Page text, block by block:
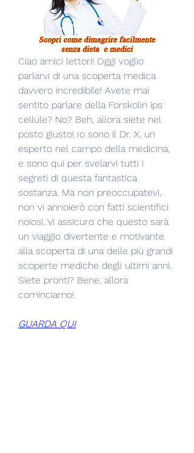
Ciao amici lettori! Oggi voglio
parlarvi di una scoperta medica
davvero incredibile! Avete mai
sentito parlare della Forskolin ips
cellule? No? Beh, allora siete nel
posto giusto! Io sono il Dr. X, un
esperto nel campo della medicina,
e sono qui per svelarvi tutti i
segreti di questa fantastica
sostanza. Ma non preoccupatevi,
non vi annoierò con fatti scientifici
noiosi. Vi assicuro che questo sarà
un viaggio divertente e motivante
alla scoperta di una delle più grandi
scoperte mediche degli ultimi anni.
Siete pronti? Bene, allora
cominciamo!
GUARDA QUI